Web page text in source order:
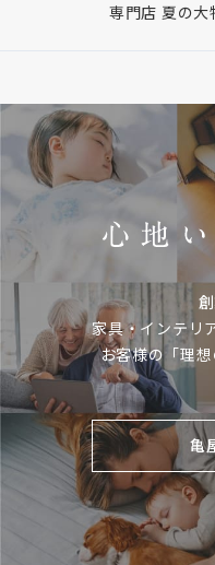
専門店 夏の大
家具・インテリ
お客様の「理
亀